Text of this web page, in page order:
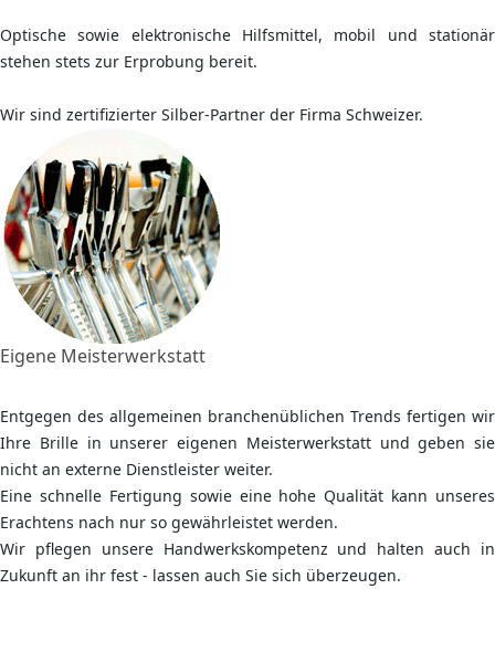
Optische sowie elektronische Hilfsmittel, mobil und stationär
stehen stets zur Erprobung bereit.
Wir sind zertifizierter Silber-Partner der Firma Schweizer.
Eigene Meisterwerkstatt
Entgegen des allgemeinen branchenüblichen Trends fertigen wir
Ihre Brille in unserer eigenen Meisterwerkstatt und geben sie
nicht an externe Dienstleister weiter.
Eine schnelle Fertigung sowie eine hohe Qualität kann unseres
Erachtens nach nur so gewährleistet werden.
Wir pflegen unsere Handwerkskompetenz und halten auch in
Zukunft an ihr fest - lassen auch Sie sich überzeugen.